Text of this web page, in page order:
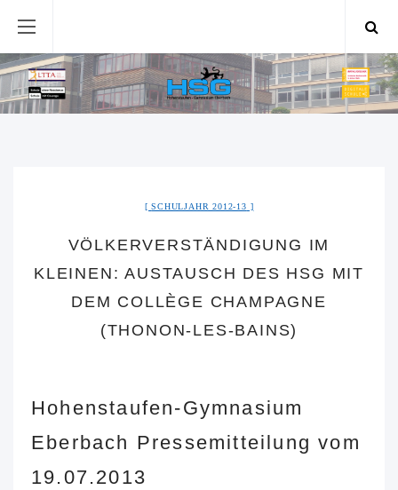
SCHULJAHR 2012-13
VÖLKERVERSTÄNDIGUNG IM
KLEINEN: AUSTAUSCH DES HSG MIT
DEM COLLÈGE CHAMPAGNE
(THONON-LES-BAINS)
Hohenstaufen-Gymnasium
Eberbach Pressemitteilung vom
19.07.2013